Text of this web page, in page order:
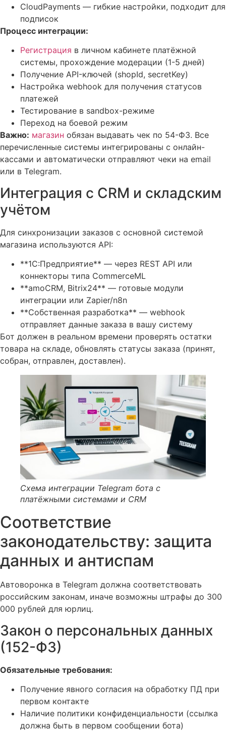
CloudPayments — гибкие настройки, подходит для
подписок
Процесс интеграции:
Регистрация в личном кабинете платёжной
системы, прохождение модерации (1-5 дней)
Получение API-ключей (shopId, secretKey)
Настройка webhook для получения статусов
платежей
Тестирование в sandbox-режиме
Переход на боевой режим
Важно: магазин обязан выдавать чек по 54-ФЗ. Все
перечисленные системы интегрированы с онлайн-
кассами и автоматически отправляют чеки на email
или в Telegram.
Интеграция с CRM и складским
учётом
Для синхронизации заказов с основной системой
магазина используются API:
**1С:Предприятие** — через REST API или
коннекторы типа CommerceML
**amoCRM, Bitrix24** — готовые модули
интеграции или Zapier/n8n
**Собственная разработка** — webhook
отправляет данные заказа в вашу систему
Бот должен в реальном времени проверять остатки
товара на складе, обновлять статусы заказа (принят,
собран, отправлен, доставлен).
Схема интеграции Telegram бота с
платёжными системами и CRM
Соответствие
законодательству: защита
данных и антиспам
Автоворонка в Telegram должна соответствовать
российским законам, иначе возможны штрафы до 300
000 рублей для юрлиц.
Закон о персональных данных
(152-ФЗ)
Обязательные требования:
Получение явного согласия на обработку ПД при
первом контакте
Наличие политики конфиденциальности (ссылка
должна быть в первом сообщении бота)